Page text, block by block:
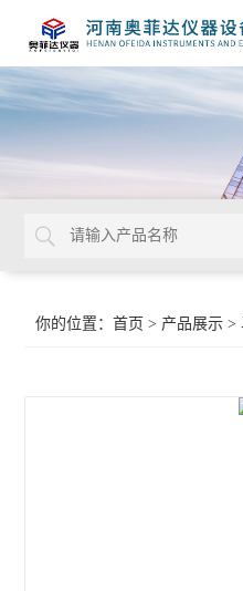
你的位置：首页 > 产品展示 >